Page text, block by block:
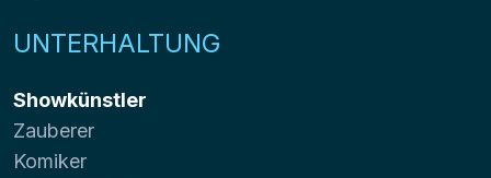
UNTERHALTUNG
Showkünstler
Zauberer
Komiker